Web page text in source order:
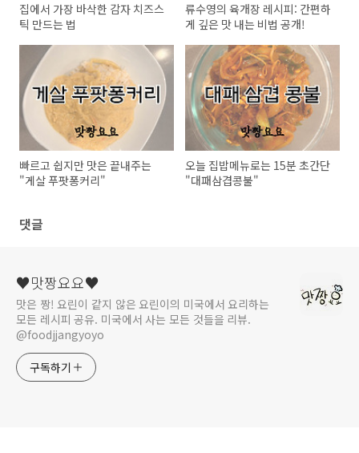
집에서 가장 바삭한 감자 치즈스
틱 ​​만드는 법
류수영의 육개장 레시피: 간편하
게 깊은 맛 내는 비법 공개!
빠르고 쉽지만 맛은 끝내주는
"게살 푸팟퐁커리"
오늘 집밥메뉴로는 15분 초간단
"대패삼겹콩불"
댓글
♥맛짱요요♥
맛은 짱! 요린이 같지 않은 요린이의 미국에서 요리하는
모든 레시피 공유. 미국에서 사는 모든 것들을 리뷰.
@foodjjangyoyo
구독하기